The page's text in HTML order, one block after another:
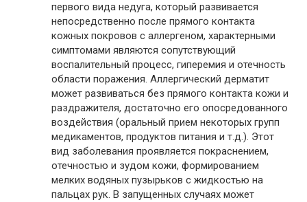
первого вида недуга, который развивается
непосредственно после прямого контакта
кожных покровов с аллергеном, характерными
симптомами являются сопутствующий
воспалительный процесс, гиперемия и отечность
области поражения. Аллергический дерматит
может развиваться без прямого контакта кожи и
раздражителя, достаточно его опосредованного
воздействия (оральный прием некоторых групп
медикаментов, продуктов питания и т.д.). Этот
вид заболевания проявляется покраснением,
отечностью и зудом кожи, формированием
мелких водяных пузырьков с жидкостью на
пальцах рук. В запущенных случаях может